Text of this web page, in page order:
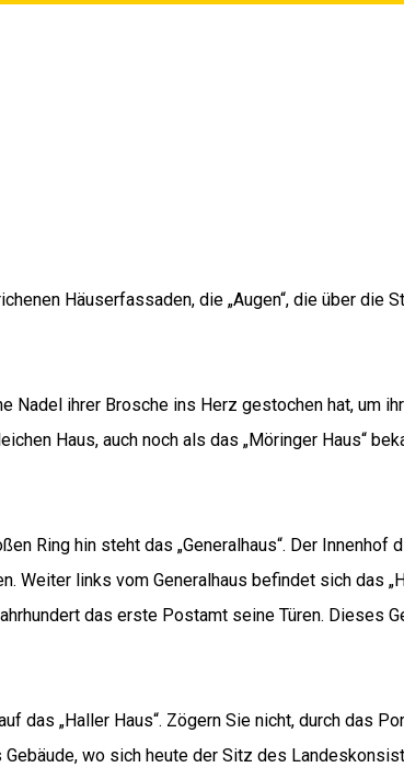
Häuserfassaden, die „Augen“, die über die
ihrer Brosche ins Herz gestochen hat, um
Haus, auch noch als das „Möringer Haus“
Ring hin steht das „Generalhaus“. Der Innenhof
Weiter links vom Generalhaus befindet sich das
das erste Postamt seine Türen. Dieses
das „Haller Haus“. Zögern Sie nicht, durch das
wo sich heute der Sitz des